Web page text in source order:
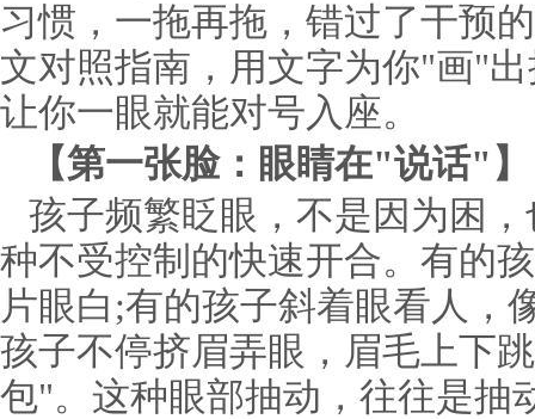
习惯，一拖再拖，错过了干预
文对照指南，用文字为你"画"
让你一眼就能对号入座。
【第一张脸：眼睛在"说话"】
孩子频繁眨眼，不是因为困
种不受控制的快速开合。有的
片眼白;有的孩子斜着眼看人，
孩子不停挤眉弄眼，眉毛上下
包"。这种眼部抽动，往往是抽